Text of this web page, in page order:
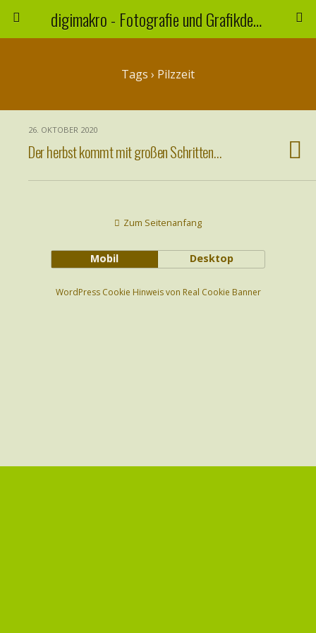
digimakro - Fotografie und Grafikdesign
Tags › Pilzzeit
26. OKTOBER 2020
Der herbst kommt mit großen Schritten…
Zum Seitenanfang
Mobil Desktop
WordPress Cookie Hinweis von Real Cookie Banner